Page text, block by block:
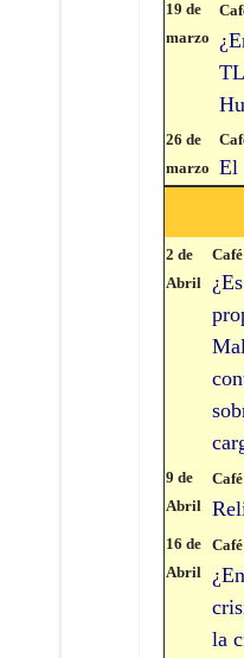
19 de
marzo
26 de
marzo El
2 de
Abril
9 de
Abril
16 de
Abril
la